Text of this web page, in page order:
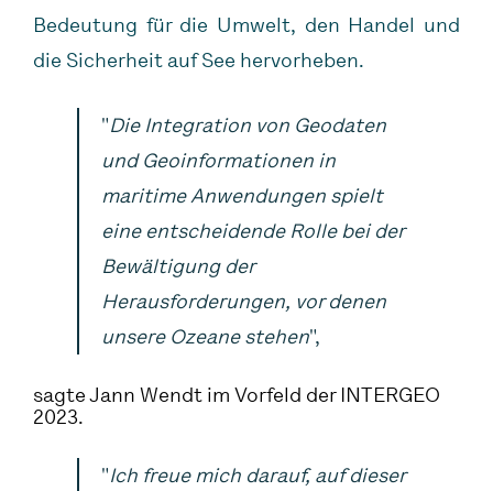
Bedeutung für die Umwelt, den Handel und
die Sicherheit auf See hervorheben.
"Die Integration von Geodaten
und Geoinformationen in
maritime Anwendungen spielt
eine entscheidende Rolle bei der
Bewältigung der
Herausforderungen, vor denen
unsere Ozeane stehen",
sagte Jann Wendt im Vorfeld der INTERGEO
2023.
"Ich freue mich darauf, auf dieser